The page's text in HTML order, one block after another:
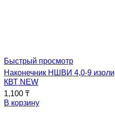
Быстрый просмотр
Наконечник НШВИ 4,0-9
КВТ NEW
1,100 ₸
В корзину